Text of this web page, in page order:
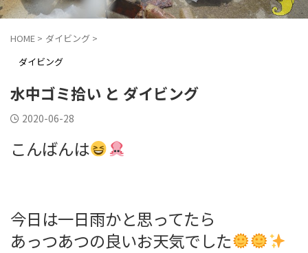
HOME > ダイビング >
ダイビング
水中ゴミ拾い と ダイビング
2020-06-28
こんばんは
今日は一日雨かと思ってたら
あっつあつの良いお天気でした